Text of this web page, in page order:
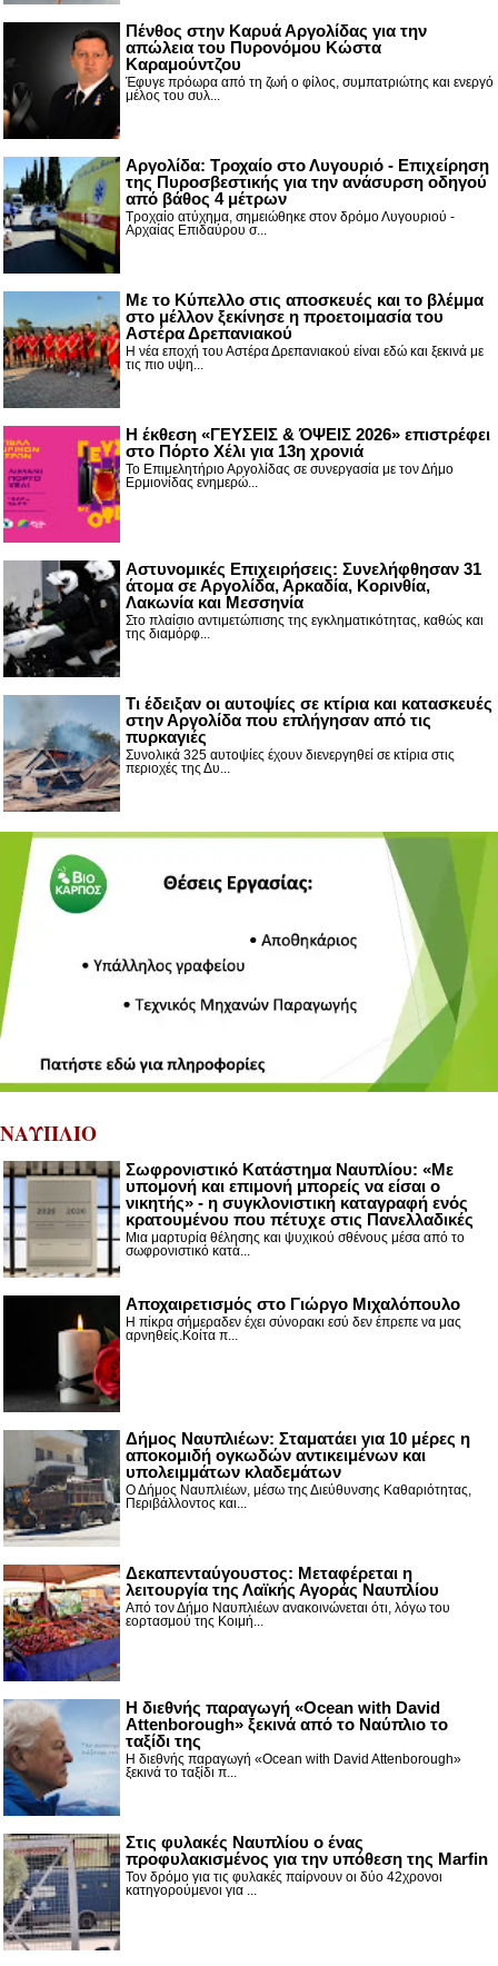
Πένθος στην Καρυά Αργολίδας για την
απώλεια του Πυρονόμου Κώστα
Καραμούντζου
Έφυγε πρόωρα από τη ζωή ο φίλος, συμπατριώτης και ενεργό
μέλος του συλ...
Αργολίδα: Τροχαίο στο Λυγουριό - Επιχείρηση
της Πυροσβεστικής για την ανάσυρση οδηγού
από βάθος 4 μέτρων
Τροχαίο ατύχημα, σημειώθηκε στον δρόμο Λυγουριού -
Αρχαίας Επιδαύρου σ...
Με το Κύπελλο στις αποσκευές και το βλέμμα
στο μέλλον ξεκίνησε η προετοιμασία του
Αστέρα Δρεπανιακού
Η νέα εποχή του Αστέρα Δρεπανιακού είναι εδώ και ξεκινά με
τις πιο υψη...
Η έκθεση «ΓΕΥΣΕΙΣ & ΌΨΕΙΣ 2026» επιστρέφει
στο Πόρτο Χέλι για 13η χρονιά
Το Επιμελητήριο Αργολίδας σε συνεργασία με τον Δήμο
Ερμιονίδας ενημερώ...
Αστυνομικές Επιχειρήσεις: Συνελήφθησαν 31
άτομα σε Αργολίδα, Αρκαδία, Κορινθία,
Λακωνία και Μεσσηνία
Στο πλαίσιο αντιμετώπισης της εγκληματικότητας, καθώς και
της διαμόρφ...
Τι έδειξαν οι αυτοψίες σε κτίρια και κατασκευές
στην Αργολίδα που επλήγησαν από τις
πυρκαγιές
Συνολικά 325 αυτοψίες έχουν διενεργηθεί σε κτίρια στις
περιοχές της Δυ...
ΝΑΥΠΛΙΟ
Σωφρονιστικό Κατάστημα Ναυπλίου: «Με
υπομονή και επιμονή μπορείς να είσαι ο
νικητής» - η συγκλονιστική καταγραφή ενός
κρατουμένου που πέτυχε στις Πανελλαδικές
Μια μαρτυρία θέλησης και ψυχικού σθένους μέσα από το
σωφρονιστικό κατά...
Αποχαιρετισμός στο Γιώργο Μιχαλόπουλο
Η πίκρα σήμεραδεν έχει σύνορακι εσύ δεν έπρεπε να μας
αρνηθείς.Κοίτα π...
Δήμος Ναυπλιέων: Σταματάει για 10 μέρες η
αποκομιδή ογκωδών αντικειμένων και
υπολειμμάτων κλαδεμάτων
Ο Δήμος Ναυπλιέων, μέσω της Διεύθυνσης Καθαριότητας,
Περιβάλλοντος και...
Δεκαπενταύγουστος: Μεταφέρεται η
λειτουργία της Λαϊκής Αγοράς Ναυπλίου
Από τον Δήμο Ναυπλιέων ανακοινώνεται ότι, λόγω του
εορτασμού της Κοιμή...
Η διεθνής παραγωγή «Ocean with David
Attenborough» ξεκινά από το Ναύπλιο το
ταξίδι της
Η διεθνής παραγωγή «Ocean with David Attenborough»
ξεκινά το ταξίδι π...
Στις φυλακές Ναυπλίου ο ένας
προφυλακισμένος για την υπόθεση της Marfin
Τον δρόμο για τις φυλακές παίρνουν οι δύο 42χρονοι
κατηγορούμενοι για ...